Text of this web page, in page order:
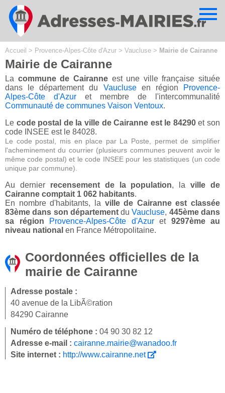
Accueil > Provence-Alpes-Côte d'Azur > Vaucluse > Mairie de Cairanne
Mairie de Cairanne
La commune de Cairanneest une ville française située
dans le département du Vaucluseen région
Provence-
Alpes-Côte d'Azur et membre de l'intercommunalité
Communauté de communes Vaison Ventoux.
Le code postal de la ville de Cairanne est le 84290et son
code INSEE est le 84028.
Le code postal, mis en place par La Poste, permet de simplifier
l'acheminement du courrier (plusieurs communes peuvent avoir le
même code postal) et le code INSEE pour les statistiques (un code
unique par commune).
Au dernier recensement de la population, laville de
Cairanne comptait 1 062 habitants.
En nombre d'habitants, la ville de Cairanne est classée
83ème dans son départementduVaucluse, 445ème dans
sa région
Provence-Alpes-Côte d'Azuret 9297ème au
niveau national en France Métropolitaine.
Coordonnées officielles de la
mairie de Cairanne
Adresse postale :
40 avenue de la LibÃ©ration
84290 Cairanne
Numéro de téléphone : 04 90 30 82 12
Adresse e-mail : cairanne.mairie@wanadoo.fr
Site internet : http://www.cairanne.net
Cookies management panel